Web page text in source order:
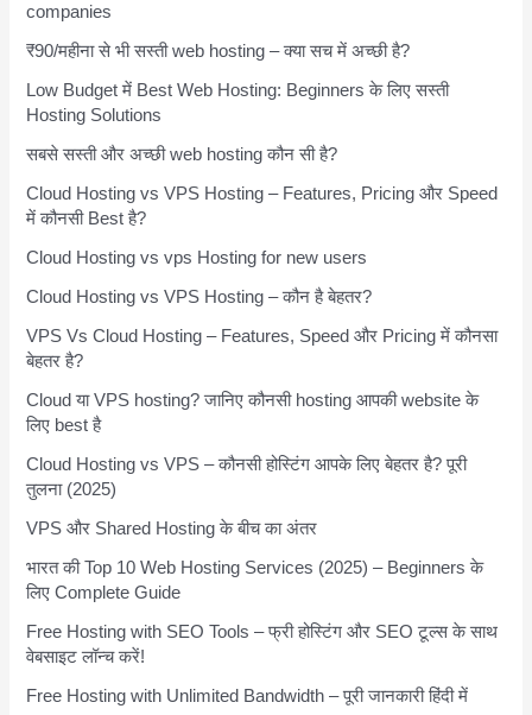
companies
₹90/महीना से भी सस्ती web hosting – क्या सच में अच्छी है?
Low Budget में Best Web Hosting: Beginners के लिए सस्ती
Hosting Solutions
सबसे सस्ती और अच्छी web hosting कौन सी है?
Cloud Hosting vs VPS Hosting – Features, Pricing और Speed
में कौनसी Best है?
Cloud Hosting vs vps Hosting for new users
Cloud Hosting vs VPS Hosting – कौन है बेहतर?
VPS Vs Cloud Hosting – Features, Speed और Pricing में कौनसा
बेहतर है?
Cloud या VPS hosting? जानिए कौनसी hosting आपकी website के
लिए best है
Cloud Hosting vs VPS – कौनसी होस्टिंग आपके लिए बेहतर है? पूरी
तुलना (2025)
VPS और Shared Hosting के बीच का अंतर
भारत की Top 10 Web Hosting Services (2025) – Beginners के
लिए Complete Guide
Free Hosting with SEO Tools – फ्री होस्टिंग और SEO टूल्स के साथ
वेबसाइट लॉन्च करें!
Free Hosting with Unlimited Bandwidth – पूरी जानकारी हिंदी में